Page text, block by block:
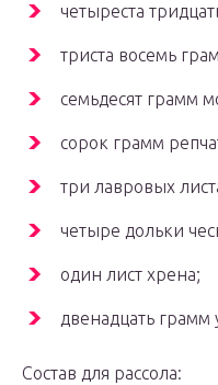
четыреста
триста восемь
семьдесят грамм
сорок грамм
три лавровых
четыре дольки
один лист хрена;
двенадцать грамм
Состав для рассола: